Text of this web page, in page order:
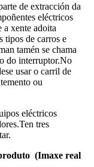
de extracción da
eléctricos
a xente adoita
tipos de carros e
tamén se chama
do interruptor.No
usar o carril de
ou
eléctricos
tres
(Imaxe real